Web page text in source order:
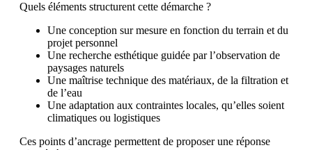
Quels éléments structurent cette démarche ?
Une conception sur mesure en fonction du terrain et du
projet personnel
Une recherche esthétique guidée par l’observation de
paysages naturels
Une maîtrise technique des matériaux, de la filtration et
de l’eau
Une adaptation aux contraintes locales, qu’elles soient
climatiques ou logistiques
Ces points d’ancrage permettent de proposer une réponse